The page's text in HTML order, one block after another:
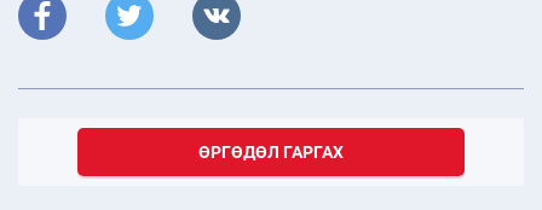
ӨРГӨДӨЛ ГАРГАХ